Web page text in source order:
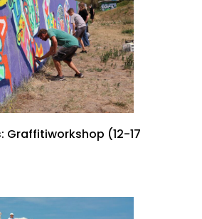
Graffitiworkshop (12-17